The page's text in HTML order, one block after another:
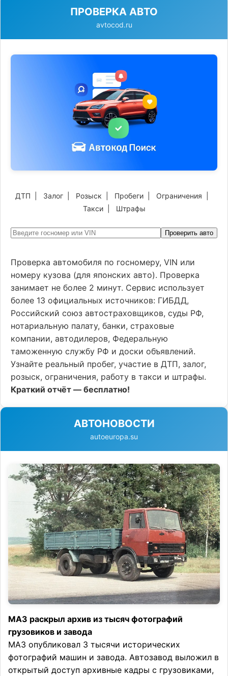
ПРОВЕРКА АВТО
avtocod.ru
ДТП Залог Розыск Пробеги Ограничения
Такси| Штрафы
Проверить авто
Проверка автомобиля по госномеру, VIN или
номеру кузова (для японских авто). Проверка
занимает не более 2 минут. Сервис использует
более 13 официальных источников: ГИБДД,
Российский союз автостраховщиков, суды РФ,
нотариальную палату, банки, страховые
компании, автодилеров, Федеральную
таможенную службу РФ и доски объявлений.
Узнайте реальный пробег, участие в ДТП, залог,
розыск, ограничения, работу в такси и штрафы.
Краткий отчёт — бесплатно!
АВТОНОВОСТИ
autoeuropa.su
МАЗ раскрыл архив из тысяч фотографий
грузовиков и завода
МАЗ опубликовал 3 тысячи исторических
фотографий машин и завода. Автозавод выложил в
открытый доступ архивные кадры с грузовиками,